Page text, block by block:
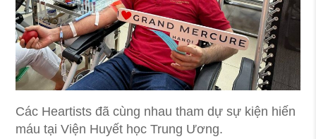
Các Heartists đã cùng nhau tham dự sự kiện hiến
máu tại Viện Huyết học Trung Ương.